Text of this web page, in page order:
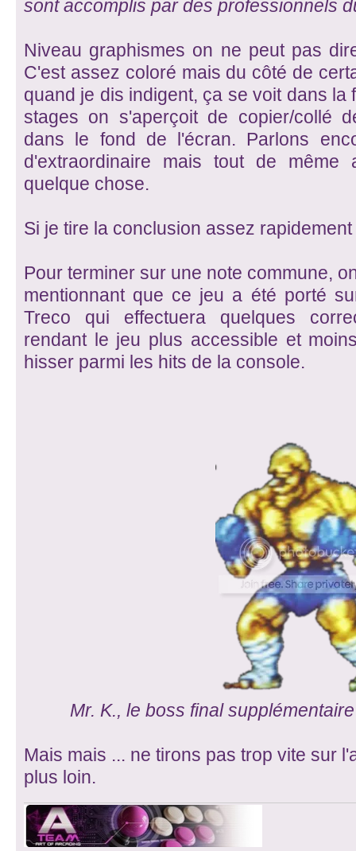
sont accomplis par des professionnels
Niveau graphismes on ne peut pas
C'est assez coloré mais du côté de
quand je dis indigent, ça se voit dans la
stages on s'aperçoit de copier/collé
dans le fond de l'écran. Parlons
d'extraordinaire mais tout de
quelque chose.
Si je tire la conclusion assez
Pour terminer sur une note commune,
mentionnant que ce jeu a été porté
Treco qui effectuera quelques
rendant le jeu plus accessible et
hisser parmi les hits de la console.
Mr. K., le boss final
Mais mais ... ne tirons pas trop vite sur
plus loin.